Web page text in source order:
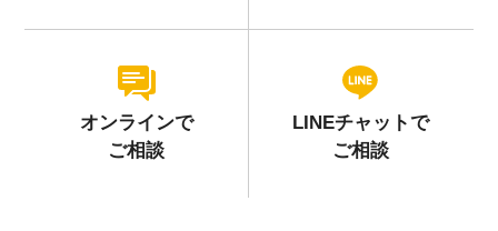
オンラインで
ご相談
LINEチャットで
ご相談